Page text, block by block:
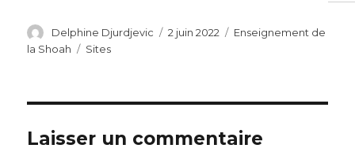
Auteur
Delphine Djurdjevic
Publié
2 juin 2022 Catégories
Enseignement de
la Shoah
Étiquettes
Sites
Laisser un commentaire